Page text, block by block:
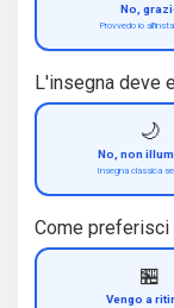
No,
Provvedo io
L'insegna deve
🌙
No, non
Insegna classica
Come preferisci
🏪
Vengo a